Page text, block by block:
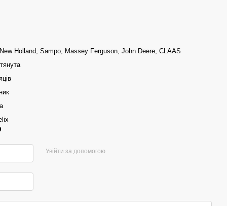
Holland, Sampo, Massey Ferguson, John Deere, CLAAS
Увійти за допомогою